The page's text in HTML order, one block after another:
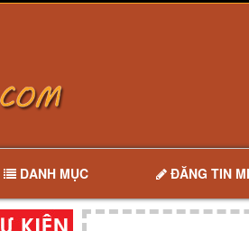
DANH MỤC ĐĂNG TIN